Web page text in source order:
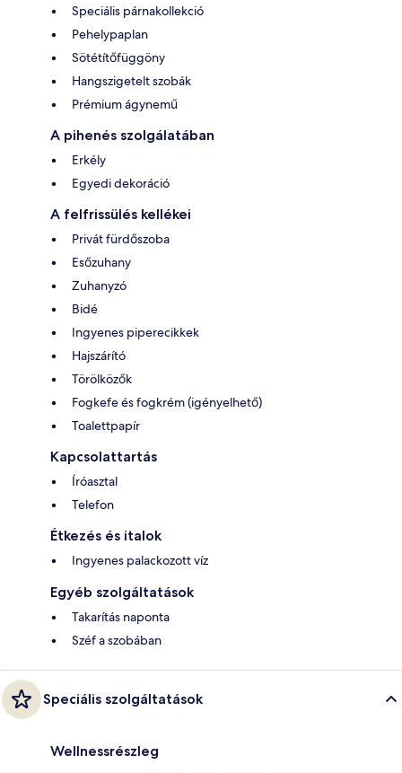
Speciális párnakollekció
Pehelypaplan
Sötétítőfüggöny
Hangszigetelt szobák
Prémium ágynemű
A pihenés szolgálatában
Erkély
Egyedi dekoráció
A felfrissülés kellékei
Privát fürdőszoba
Esőzuhany
Zuhanyzó
Bidé
Ingyenes piperecikkek
Hajszárító
Törölközők
Fogkefe és fogkrém (igényelhető)
Toalettpapír
Kapcsolattartás
Íróasztal
Telefon
Étkezés és italok
Ingyenes palackozott víz
Egyéb szolgáltatások
Takarítás naponta
Széf a szobában
Speciális szolgáltatások
Wellnessrészleg